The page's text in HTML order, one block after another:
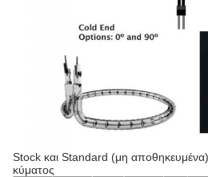
Stock και Standard (μη
κύματος